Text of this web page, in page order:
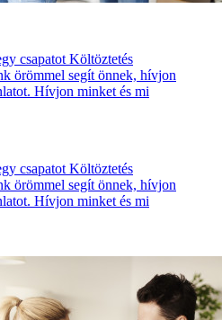
csapatot Költöztetés
örömmel segít önnek, hívjon
Hívjon minket és mi
csapatot Költöztetés
örömmel segít önnek, hívjon
Hívjon minket és mi